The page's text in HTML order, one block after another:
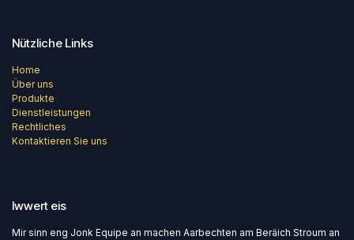
Nützliche Links
Home
Über uns
Produkte
Dienstleistungen
Rechtliches
Kontaktieren Sie uns
Iwwert eis
Mir sinn eng Jonk Equipe an machen Aarbechten am Beräich Stroum an